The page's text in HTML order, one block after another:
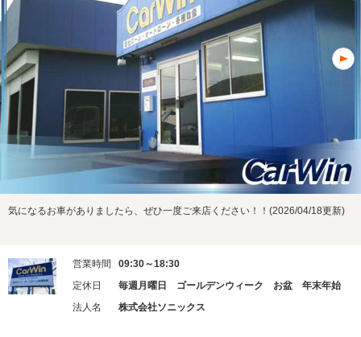
気になるお車がありましたら、ぜひ一度ご来店ください！！(2026/04/18更新)
営業時間
09:30～18:30
定休日
毎週月曜日 ゴールデンウィーク お盆 年末年始
法人名
株式会社ソニックス